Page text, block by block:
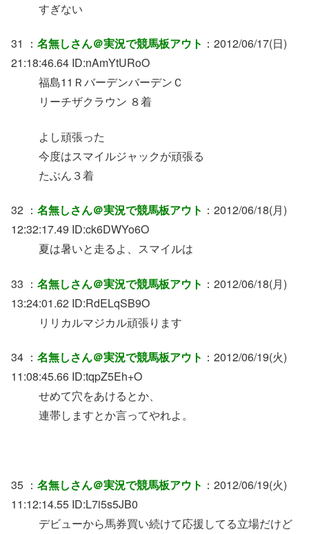
すぎない
31 ： 名無しさん＠実況で競馬板アウト ：2012/06/17(日)
21:18:46.64 ID:nAmYtURoO
福島11ＲバーデンバーデンＣ
リーチザクラウン ８着
よし頑張った
今度はスマイルジャックが頑張る
たぶん３着
32 ： 名無しさん＠実況で競馬板アウト ：2012/06/18(月)
12:32:17.49 ID:ck6DWYo6O
夏は暑いと走るよ、スマイルは
33 ： 名無しさん＠実況で競馬板アウト ：2012/06/18(月)
13:24:01.62 ID:RdELqSB9O
リリカルマジカル頑張ります
34 ： 名無しさん＠実況で競馬板アウト ：2012/06/19(火)
11:08:45.66 ID:tqpZ5Eh+O
せめて穴をあけるとか、
連帯しますとか言ってやれよ。
35 ： 名無しさん＠実況で競馬板アウト ：2012/06/19(火)
11:12:14.55 ID:L7i5s5JB0
デビューから馬券買い続けて応援してる立場だけど